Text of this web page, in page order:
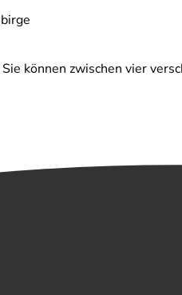
können zwischen vier